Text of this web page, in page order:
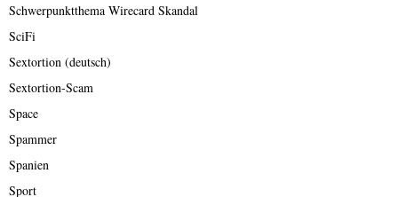
Schwerpunktthema Wirecard Skandal
SciFi
Sextortion (deutsch)
Sextortion-Scam
Space
Spammer
Spanien
Sport